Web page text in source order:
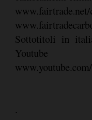
Sottotitoli in
Youtube
.